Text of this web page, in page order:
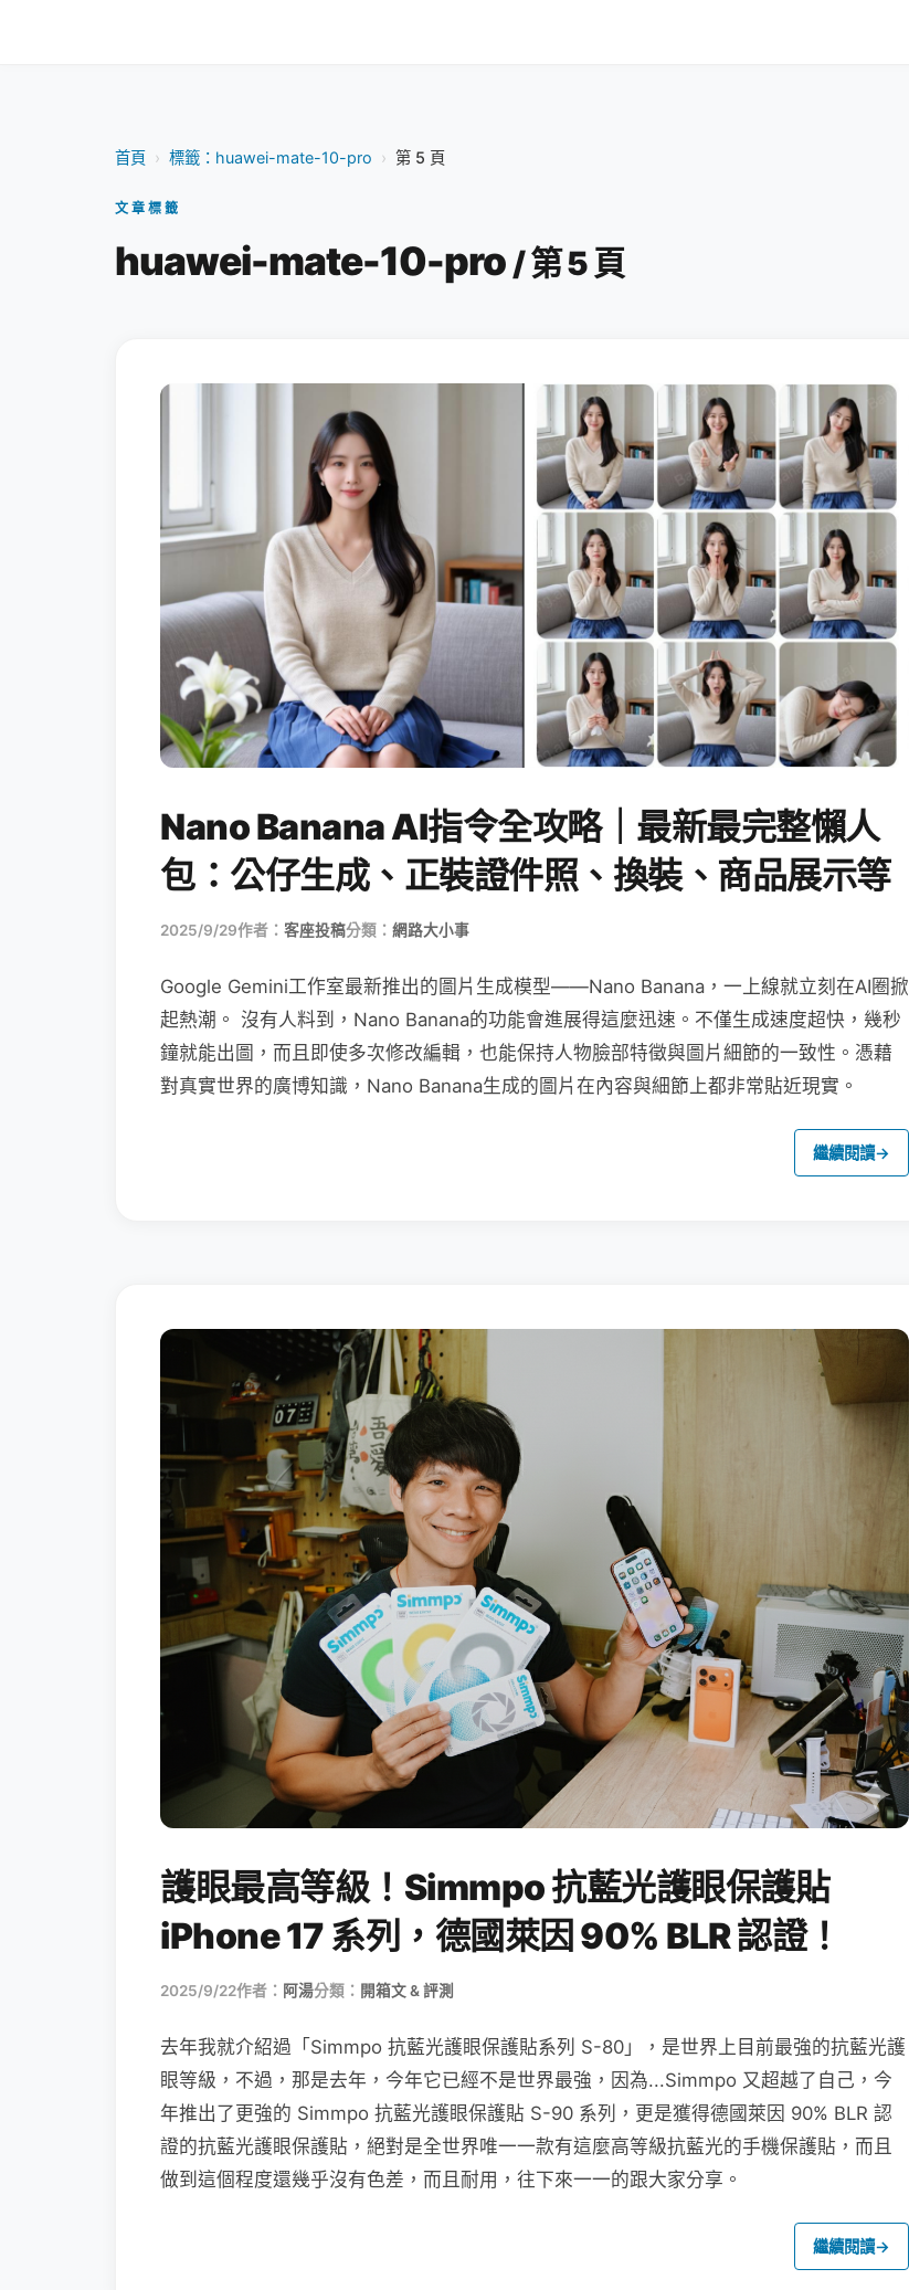
首頁 › 標籤：huawei-mate-10-pro › 第 5 頁
文章標籤
huawei-mate-10-pro / 第 5 頁
Nano Banana AI指令全攻略｜最新最完整懶人
包：公仔生成、正裝證件照、換裝、商品展示等
2025/9/29作者： 客座投稿分類： 網路大小事
Google Gemini工作室最新推出的圖片生成模型——Nano Banana，一上線就立刻在AI圈掀
起熱潮。 沒有人料到，Nano Banana的功能會進展得這麼迅速。不僅生成速度超快，幾秒
鐘就能出圖，而且即使多次修改編輯，也能保持人物臉部特徵與圖片細節的一致性。憑藉
對真實世界的廣博知識，Nano Banana生成的圖片在內容與細節上都非常貼近現實。
繼續閱讀→
護眼最高等級！Simmpo 抗藍光護眼保護貼
iPhone 17 系列，德國萊因 90% BLR 認證！
2025/9/22作者： 阿湯分類： 開箱文 & 評測
去年我就介紹過「Simmpo 抗藍光護眼保護貼系列 S-80」，是世界上目前最強的抗藍光護
眼等級，不過，那是去年，今年它已經不是世界最強，因為...Simmpo 又超越了自己，今
年推出了更強的 Simmpo 抗藍光護眼保護貼 S-90 系列，更是獲得德國萊因 90% BLR 認
證的抗藍光護眼保護貼，絕對是全世界唯一一款有這麼高等級抗藍光的手機保護貼，而且
做到這個程度還幾乎沒有色差，而且耐用，往下來一一的跟大家分享。
繼續閱讀→